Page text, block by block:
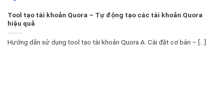
Tool tạo tài khoản Quora – Tự động tạo các tài khoản Quora
hiệu quả
Hướng dẫn sử dụng tool tạo tài khoản Quora A. Cài đặt cơ bản – [...]